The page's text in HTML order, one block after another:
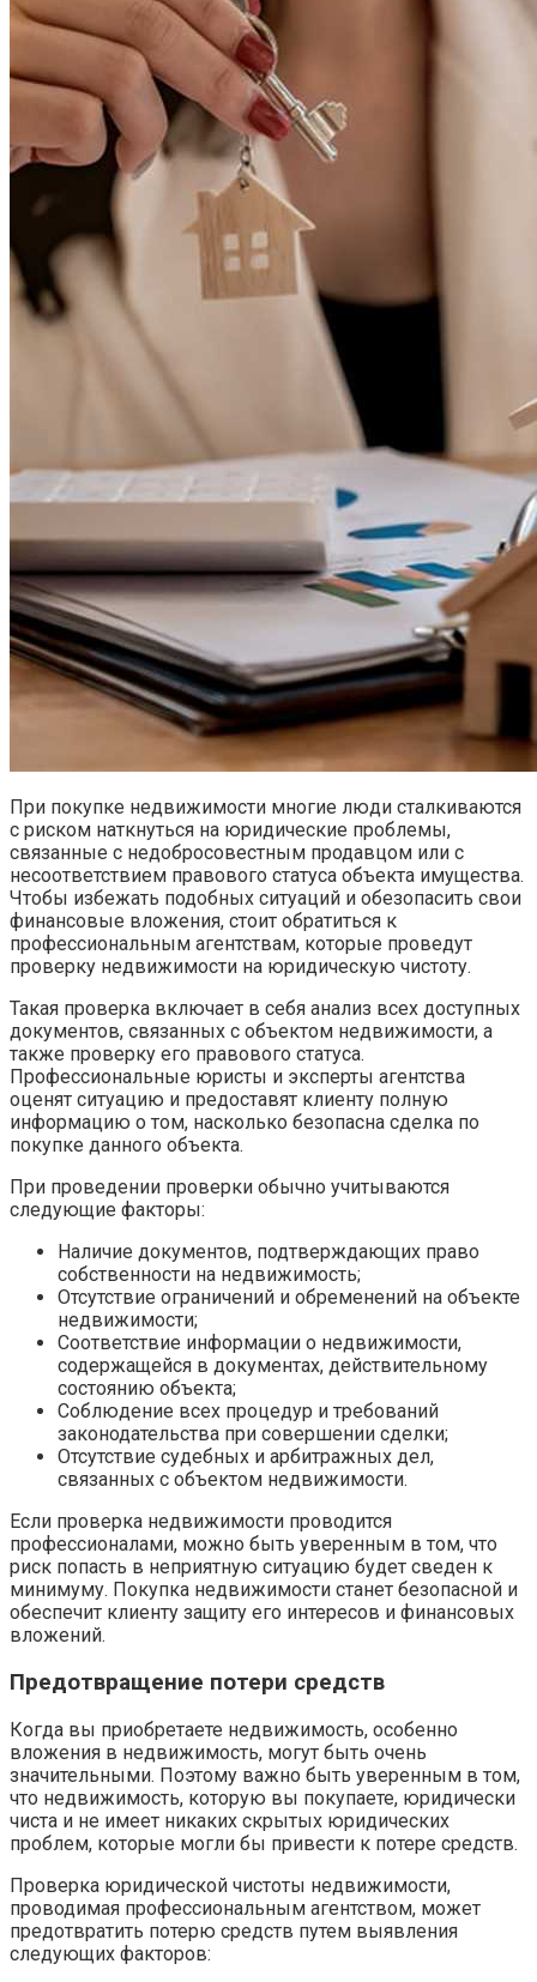
При покупке недвижимости многие люди сталкиваются
с риском наткнуться на юридические проблемы,
связанные с недобросовестным продавцом или с
несоответствием правового статуса объекта имущества.
Чтобы избежать подобных ситуаций и обезопасить свои
финансовые вложения, стоит обратиться к
профессиональным агентствам, которые проведут
проверку недвижимости на юридическую чистоту.
Такая проверка включает в себя анализ всех доступных
документов, связанных с объектом недвижимости, а
также проверку его правового статуса.
Профессиональные юристы и эксперты агентства
оценят ситуацию и предоставят клиенту полную
информацию о том, насколько безопасна сделка по
покупке данного объекта.
При проведении проверки обычно учитываются
следующие факторы:
Наличие документов, подтверждающих право
собственности на недвижимость;
Отсутствие ограничений и обременений на объекте
недвижимости;
Соответствие информации о недвижимости,
содержащейся в документах, действительному
состоянию объекта;
Соблюдение всех процедур и требований
законодательства при совершении сделки;
Отсутствие судебных и арбитражных дел,
связанных с объектом недвижимости.
Если проверка недвижимости проводится
профессионалами, можно быть уверенным в том, что
риск попасть в неприятную ситуацию будет сведен к
минимуму. Покупка недвижимости станет безопасной и
обеспечит клиенту защиту его интересов и финансовых
вложений.
Предотвращение потери средств
Когда вы приобретаете недвижимость, особенно
вложения в недвижимость, могут быть очень
значительными. Поэтому важно быть уверенным в том,
что недвижимость, которую вы покупаете, юридически
чиста и не имеет никаких скрытых юридических
проблем, которые могли бы привести к потере средств.
Проверка юридической чистоты недвижимости,
проводимая профессиональным агентством, может
предотвратить потерю средств путем выявления
следующих факторов: